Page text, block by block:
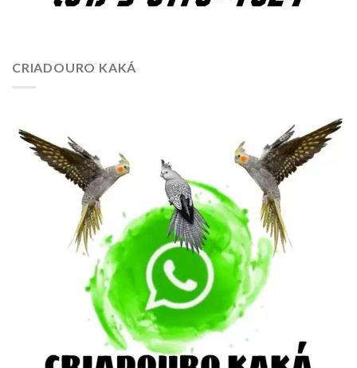
CRIADOURO KAKÁ